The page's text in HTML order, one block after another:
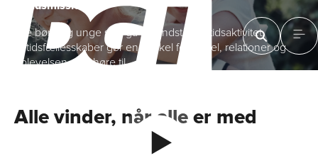
Fritids­missionen
Alle børn og unge skal gå til mindst én fritidsaktivitet.
Fritidsfællesskaber gør en forskel for trivsel, relationer og
oplevelsen af at høre til.
Alle vinder, når alle er med